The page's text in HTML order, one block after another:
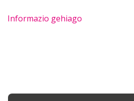
Informazio gehiago